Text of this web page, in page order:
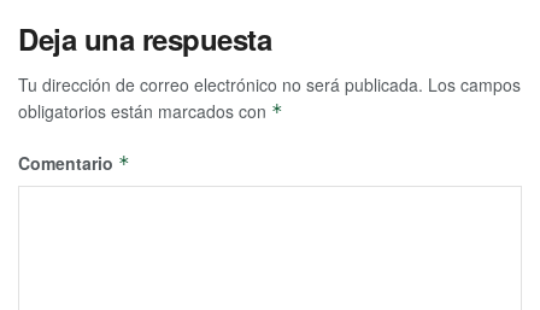
Deja una respuesta
Tu dirección de correo electrónico no será publicada. Los campos
obligatorios están marcados con *
Comentario *